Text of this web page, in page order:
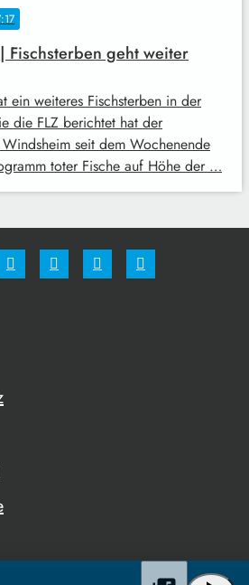
Fischsterben geht weiter
ein weiteres Fischsterben in der
die FLZ berichtet hat der
seit dem Wochenende
toter Fische auf Höhe der …